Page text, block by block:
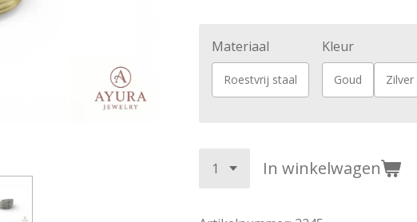
Materiaal
Roestvrij staal
Kleur
Goud Zilver
In winkelwagen